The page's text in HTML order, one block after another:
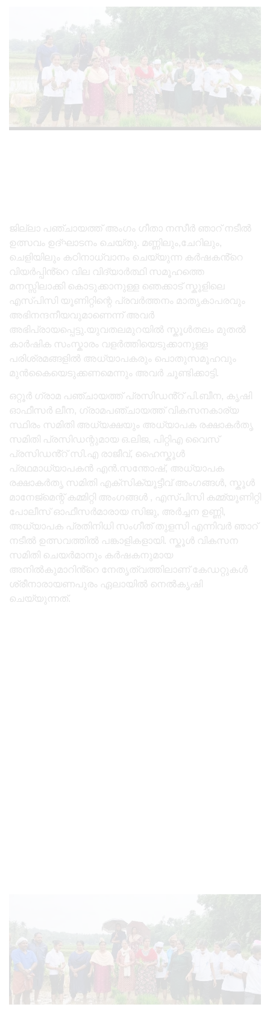
ജില്ലാ പഞ്ചായത്ത് അംഗം ഗീതാ നസീർ ഞാറ് നടീൽ
ഉത്സവം ഉദ്ഘാടനം ചെയ്തു. മണ്ണിലും,ചേറിലും,
ചെളിയിലും കഠിനാധ്വാനം ചെയ്യുന്ന കർഷകൻ്റെ
വിയർപ്പിൻ്റെ വില വിദ്യാർത്ഥി സമൂഹത്തെ
മനസ്സിലാക്കി കൊടുക്കാനുള്ള ഞെക്കാട് സ്കൂളിലെ
എസ്പിസി യൂണിറ്റിന്റെ പ്രവർത്തനം മാതൃകാപരവും
അഭിനന്ദനീയവുമാണെന്ന് അവർ
അഭിപ്രായപ്പെട്ടു.യുവതലമുറയിൽ സ്കൂൾതലം മുതൽ
കാർഷിക സംസ്കാരം വളർത്തിയെടുക്കാനുള്ള
പരിശ്രമങ്ങളിൽ അധ്യാപകരും പൊതുസമൂഹവും
മുൻകൈയെടുക്കണമെന്നും അവർ ചൂണ്ടിക്കാട്ടി.
ഒറ്റൂർ ഗ്രാമ പഞ്ചായത്ത് പ്രസിഡൻ്റ് പി.ബീന, കൃഷി
ഓഫീസർ ലീന, ഗ്രാമപഞ്ചായത്ത് വികസനകാര്യ
സ്ഥിരം സമിതി അധ്യക്ഷയും അധ്യാപക രക്ഷാകർതൃ
സമിതി പ്രസിഡന്റുമായ ഒ.ലിജ, പിറ്റിഎ വൈസ്
പ്രസിഡൻ്റ് സി.എ രാജീവ്, ഹൈസ്കൂൾ
പ്രഥമാധ്യാപകൻ എൻ.സന്തോഷ്, അധ്യാപക
രക്ഷാകർതൃ സമിതി എക്സിക്യൂട്ടീവ് അംഗങ്ങൾ, സ്കൂൾ
മാനേജ്മെന്റ് കമ്മിറ്റി അംഗങ്ങൾ , എസ്പിസി കമ്മ്യൂണിറ്റി
പോലീസ് ഓഫീസർമാരായ സിജു, അർച്ചന ഉണ്ണി,
അധ്യാപക പ്രതിനിധി സംഗീത് തുളസി എന്നിവർ ഞാറ്
നടീൽ ഉത്സവത്തിൽ പങ്കാളികളായി. സ്കൂൾ വികസന
സമിതി ചെയർമാനും കർഷകനുമായ
അനിൽകുമാറിൻ്റെ നേതൃത്വത്തിലാണ് കേഡറ്റുകൾ
ശ്രീനാരായണപുരം ഏലായിൽ നെൽകൃഷി
ചെയ്യുന്നത്.